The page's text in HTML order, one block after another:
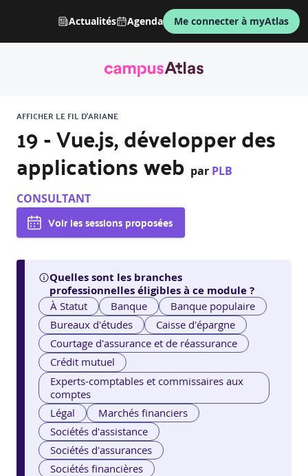
Actualités Agenda Me connecter à myAtlas
AFFICHER LE FIL D'ARIANE
19 - Vue.js, développer des
applications web par PLB
CONSULTANT
Voir les sessions proposées
Quelles sont les branches
professionnelles éligibles à ce module ?
À Statut Banque
Banque populaire
Bureaux d'études
Caisse d'épargne
Courtage d'assurance et de réassurance
Crédit mutuel
Experts-comptables et commissaires aux
comptes
Légal
Marchés financiers
Sociétés d'assistance
Sociétés d'assurances
Sociétés financières